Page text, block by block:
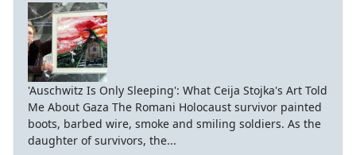
'Auschwitz Is Only Sleeping': What Ceija Stojka's Art Told
Me About Gaza The Romani Holocaust survivor painted
boots, barbed wire, smoke and smiling soldiers. As the
daughter of survivors, the...